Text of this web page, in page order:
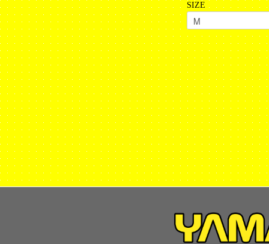
SIZE